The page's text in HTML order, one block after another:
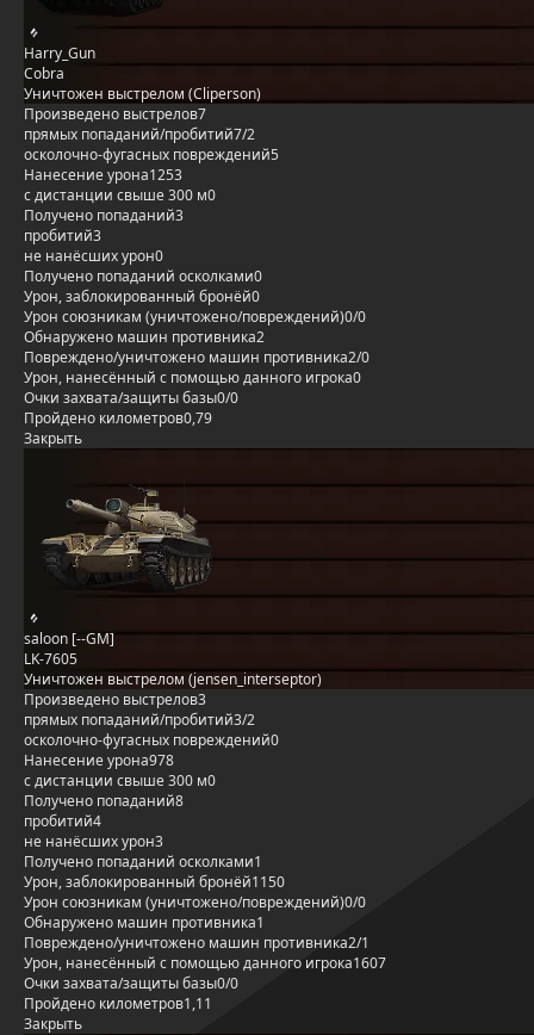
Harry_Gun
Cobra
Уничтожен выстрелом (Cliperson)
Произведено выстрелов7
прямых попаданий/пробитий7/2
осколочно-фугасных повреждений5
Нанесение урона1253
с дистанции свыше 300 м0
Получено попаданий3
пробитий3
не нанёсших урон0
Получено попаданий осколками0
Урон, заблокированный бронёй0
Урон союзникам (уничтожено/повреждений)0/0
Обнаружено машин противника2
Повреждено/уничтожено машин противника2/0
Урон, нанесённый с помощью данного игрока0
Очки захвата/защиты базы0/0
Пройдено километров0,79
Закрыть
saloon [--GM]
LK-7605
Уничтожен выстрелом (jensen_interseptor)
Произведено выстрелов3
прямых попаданий/пробитий3/2
осколочно-фугасных повреждений0
Нанесение урона978
с дистанции свыше 300 м0
Получено попаданий8
пробитий4
не нанёсших урон3
Получено попаданий осколками1
Урон, заблокированный бронёй1150
Урон союзникам (уничтожено/повреждений)0/0
Обнаружено машин противника1
Повреждено/уничтожено машин противника2/1
Урон, нанесённый с помощью данного игрока1607
Очки захвата/защиты базы0/0
Пройдено километров1,11
Закрыть